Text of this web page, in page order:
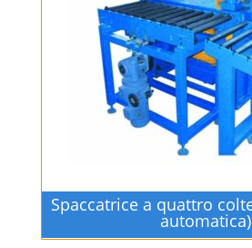
Spaccatrice a quattro
automatica)